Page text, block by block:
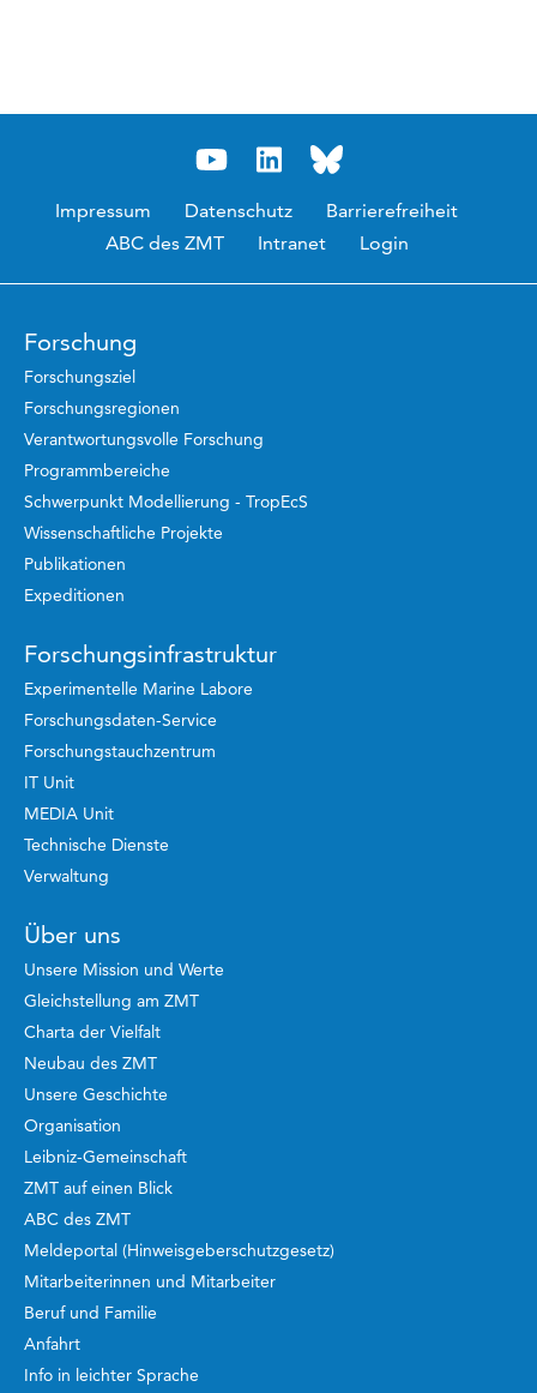
Impressum Datenschutz
Barrierefreiheit
ABC des ZMT
Intranet Login
Forschung
Forschungsziel
Forschungsregionen
Verantwortungsvolle Forschung
Programmbereiche
Schwerpunkt Modellierung - TropEcS
Wissenschaftliche Projekte
Publikationen
Expeditionen
Forschungsinfrastruktur
Experimentelle Marine Labore
Forschungsdaten-Service
Forschungstauchzentrum
IT Unit
MEDIA Unit
Technische Dienste
Verwaltung
Über uns
Unsere Mission und Werte
Gleichstellung am ZMT
Charta der Vielfalt
Neubau des ZMT
Unsere Geschichte
Organisation
Leibniz-Gemeinschaft
ZMT auf einen Blick
ABC des ZMT
Meldeportal (Hinweisgeberschutzgesetz)
Mitarbeiterinnen und Mitarbeiter
Beruf und Familie
Anfahrt
Info in leichter Sprache